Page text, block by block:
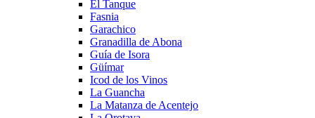
El Tanque
Fasnia
Garachico
Granadilla de Abona
Guía de Isora
Güímar
Icod de los Vinos
La Guancha
La Matanza de Acentejo